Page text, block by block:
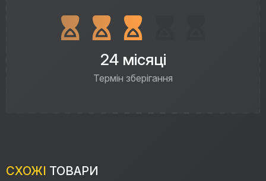
24 місяці
Термін зберігання
СХОЖІ ТОВАРИ